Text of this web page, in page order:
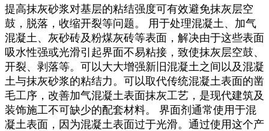
提高抹灰砂浆对基层的粘结强度可有效避免抹灰层空
鼓，脱落，收缩开裂等问题。 用于处理混凝土、加气
混凝土、灰砂砖及粉煤灰砖等表面，解决由于这些表面
吸水性强或光滑引起界面不易粘接，致使抹灰层空鼓、
开裂、剥落等。可以大大增强新旧混凝土之间以及混凝
土与抹灰砂浆的粘结力。可以取代传统混凝土表面的凿
毛工序，改善加气混凝土表面抹灰工艺，是现代建筑及
装饰施工不可缺少的配套材料。 界面剂通常使用于混
凝土表面，因为混凝土表面过于光滑。通过使用这个产